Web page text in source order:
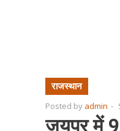
राजस्थान
Posted by admin -
जयपुर में